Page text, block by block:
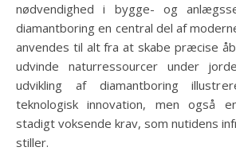
nødvendighed i bygge- og
diamantboring en central del af
anvendes til alt fra at skabe præcise
udvinde naturressourcer under
udvikling af diamantboring
teknologisk innovation, men også
stadigt voksende krav, som nutidens
stiller.